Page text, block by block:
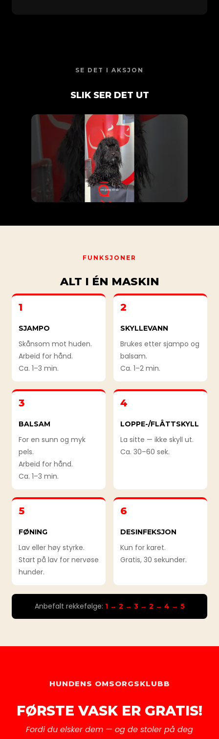
SE DET I AKSJON
SLIK SER DET UT
FUNKSJONER
ALT I ÉN MASKIN
1
SJAMPO
Skånsom mot huden.
Arbeid for hånd.
Ca. 1–3 min.
2
SKYLLEVANN
Brukes etter sjampo og
balsam.
Ca. 1–2 min.
3
BALSAM
For en sunn og myk
pels.
Arbeid for hånd.
Ca. 1–3 min.
4
LOPPE-/FLÅTTSKYLL
La sitte — ikke skyll ut.
Ca. 30–60 sek.
5
FØNING
Lav eller høy styrke.
Start på lav for nervøse
hunder.
6
DESINFEKSJON
Kun for karet.
Gratis, 30 sekunder.
Anbefalt rekkefølge: 1 → 2 → 3 → 2 → 4 → 5
HUNDENS OMSORGSKLUBB
FØRSTE VASK ER GRATIS!
Fordi du elsker dem — og de stoler på deg